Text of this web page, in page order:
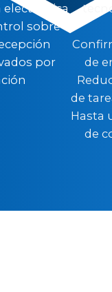
electrónica
sobre
por
de
de
Hasta
de